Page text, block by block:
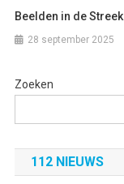
Beelden in de Streek
28 september 2025
Zoeken
112 NIEUWS